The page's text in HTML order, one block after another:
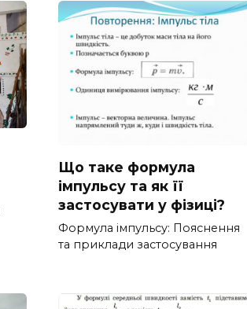
Що таке формула
імпульсу та як її
застосувати у фізиці?
Формула імпульсу: Пояснення
та приклади застосування